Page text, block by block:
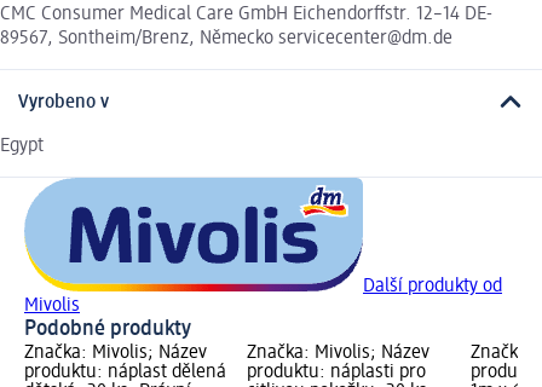
CMC Consumer Medical Care GmbH Eichendorffstr. 12–14 DE-
89567, Sontheim/Brenz, Německo servicecenter@dm.de
Vyrobeno v
Egypt
Další produkty od
Mivolis
Podobné produkty
Značka: Mivolis; Název
produktu: náplast dělená
Značka: Mivolis; Název
produktu: náplasti pro
Značka: